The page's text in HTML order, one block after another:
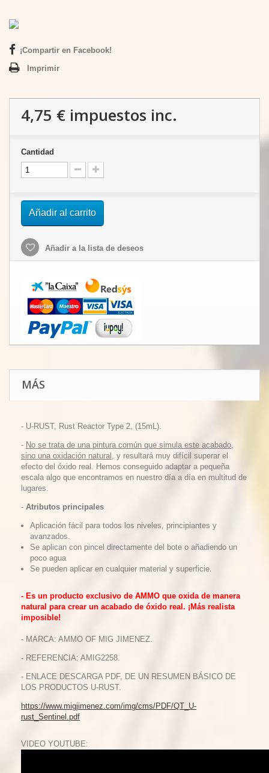
¡Compartir en Facebook!
Imprimir
4,75 € impuestos inc.
Cantidad
Añadir al carrito
Añadir a la lista de deseos
MÁS
- U-RUST, Rust Reactor Type 2, (15mL).
- No se trata de una pintura común que simula este acabado,
sino una oxidación natural , y resultará muy difícil superar el
efecto del óxido real. Hemos conseguido adaptar a pequeña
escala algo que encontramos en nuestro día a día en multitud de
lugares.
- Atributos principales
Aplicación fácil para todos los niveles, principiantes y
avanzados.
Se aplican con pincel directamente del bote o añadiendo un
poco agua
Se pueden aplicar en cualquier material y superficie.
- Es un producto exclusivo de AMMO que oxida de manera
natural para crear un acabado de óxido real. ¡Más realista
imposible!
- MARCA: AMMO OF MIG JIMENEZ.
- REFERENCIA: AMIG2258.
- ENLACE DESCARGA PDF, DE UN RESUMEN BÁSICO DE
LOS PRODUCTOS U-RUST.
https://www.migjimenez.com/img/cms/PDF/QT_U-
rust_Sentinel.pdf
VIDEO YOUTUBE: